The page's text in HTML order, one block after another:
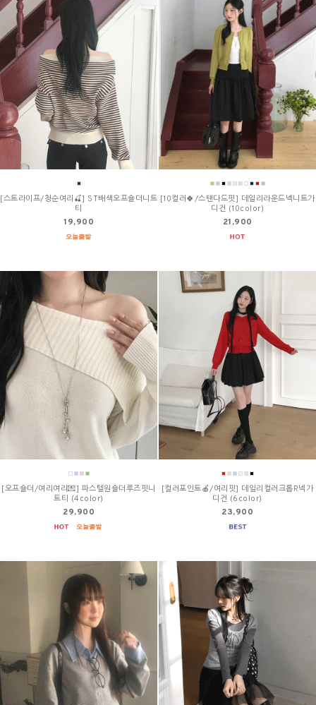
[스트라이프/청순여리🍒] ST배색오프숄더니트
티
19,900
[10컬러🍀/스탠다드핏] 데일리라운드넥니트가
디건 (10color)
21,900
[오프숄더/여리여리💌] 파스텔원숄더루즈핏니
트티 (4color)
29,900
[컬러포인트🍎/여리핏] 데일리컬러크롭R넥가
디건 (6color)
23,900